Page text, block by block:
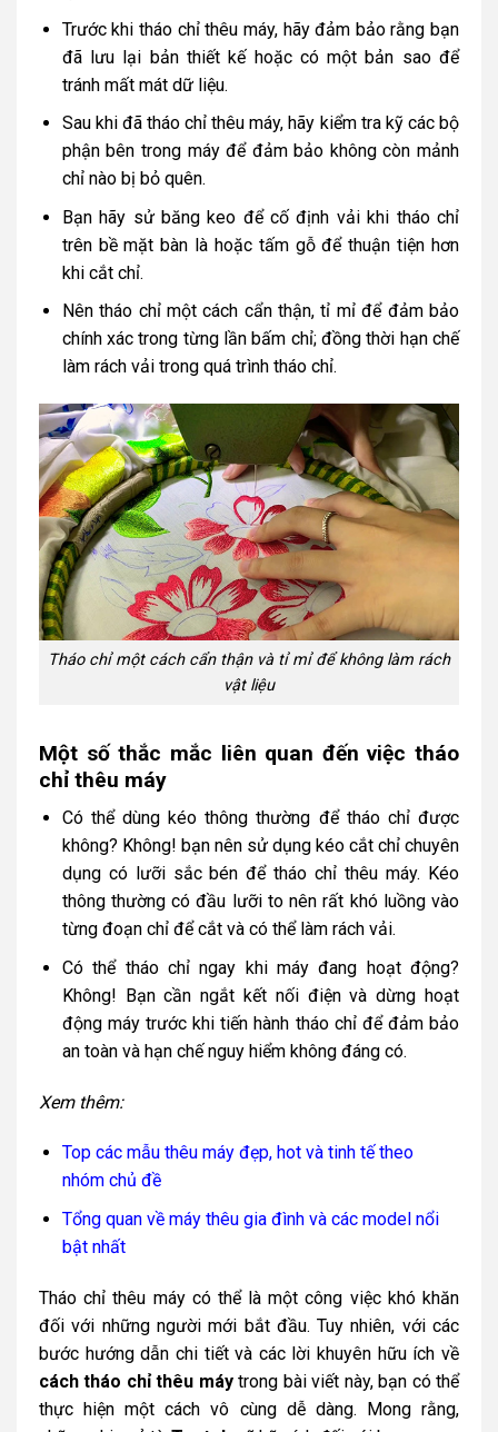
Trước khi tháo chỉ thêu máy, hãy đảm bảo rằng bạn
đã lưu lại bản thiết kế hoặc có một bản sao để
tránh mất mát dữ liệu.
Sau khi đã tháo chỉ thêu máy, hãy kiểm tra kỹ các bộ
phận bên trong máy để đảm bảo không còn mảnh
chỉ nào bị bỏ quên.
Bạn hãy sử băng keo để cố định vải khi tháo chỉ
trên bề mặt bàn là hoặc tấm gỗ để thuận tiện hơn
khi cắt chỉ.
Nên tháo chỉ một cách cẩn thận, tỉ mỉ để đảm bảo
chính xác trong từng lần bấm chỉ; đồng thời hạn chế
làm rách vải trong quá trình tháo chỉ.
Tháo chỉ một cách cẩn thận và tỉ mỉ để không làm rách
vật liệu
Một số thắc mắc liên quan đến việc tháo
chỉ thêu máy
Có thể dùng kéo thông thường để tháo chỉ được
không? Không! bạn nên sử dụng kéo cắt chỉ chuyên
dụng có lưỡi sắc bén để tháo chỉ thêu máy. Kéo
thông thường có đầu lưỡi to nên rất khó luồng vào
từng đoạn chỉ để cắt và có thể làm rách vải.
Có thể tháo chỉ ngay khi máy đang hoạt động?
Không! Bạn cần ngắt kết nối điện và dừng hoạt
động máy trước khi tiến hành tháo chỉ để đảm bảo
an toàn và hạn chế nguy hiểm không đáng có.
Xem thêm:
Top các mẫu thêu máy đẹp, hot và tinh tế theo
nhóm chủ đề
Tổng quan về máy thêu gia đình và các model nổi
bật nhất
Tháo chỉ thêu máy có thể là một công việc khó khăn
đối với những người mới bắt đầu. Tuy nhiên, với các
bước hướng dẫn chi tiết và các lời khuyên hữu ích về
cách tháo chỉ thêu máytrong bài viết này, bạn có thể
thực hiện một cách vô cùng dễ dàng. Mong rằng,